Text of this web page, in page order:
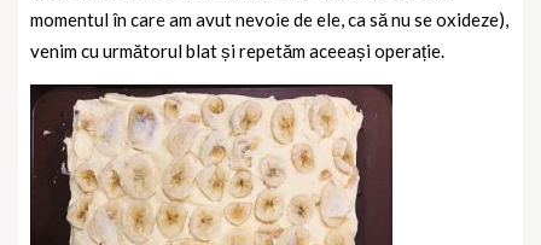
momentul în care am avut nevoie de ele, ca să nu se oxideze),
venim cu următorul blat și repetăm aceeași operație.